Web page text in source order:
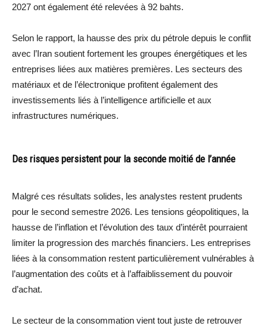
2027 ont également été relevées à 92 bahts.
Selon le rapport, la hausse des prix du pétrole depuis le conflit
avec l’Iran soutient fortement les groupes énergétiques et les
entreprises liées aux matières premières. Les secteurs des
matériaux et de l’électronique profitent également des
investissements liés à l’intelligence artificielle et aux
infrastructures numériques.
Des risques persistent pour la seconde moitié de l’année
Malgré ces résultats solides, les analystes restent prudents
pour le second semestre 2026. Les tensions géopolitiques, la
hausse de l’inflation et l’évolution des taux d’intérêt pourraient
limiter la progression des marchés financiers. Les entreprises
liées à la consommation restent particulièrement vulnérables à
l’augmentation des coûts et à l’affaiblissement du pouvoir
d’achat.
Le secteur de la consommation vient tout juste de retrouver